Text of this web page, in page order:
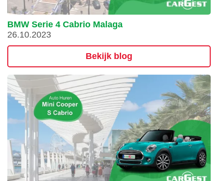
BMW Serie 4 Cabrio Malaga
26.10.2023
Bekijk blog